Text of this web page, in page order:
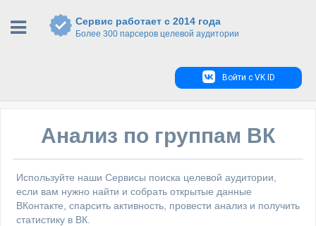
Сервис работает с 2014 года
Более 300 парсеров целевой аудитории
Войти с VK ID
Анализ по группам ВК
Используйте наши Сервисы поиска целевой аудитории,
если вам нужно найти и собрать открытые данные
ВКонтакте, спарсить активность, провести анализ и получить
статистику в ВК.